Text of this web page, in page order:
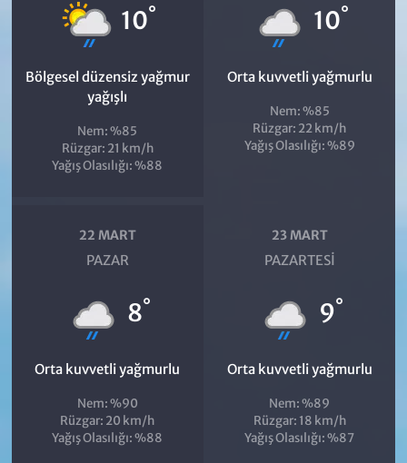
10°
Bölgesel düzensiz yağmur
yağışlı
Nem: %85
Rüzgar: 21 km/h
Yağış Olasılığı: %88
10°
Orta kuvvetli yağmurlu
Nem: %85
Rüzgar: 22 km/h
Yağış Olasılığı: %89
22 MART
PAZAR
8°
Orta kuvvetli yağmurlu
Nem: %90
Rüzgar: 20 km/h
Yağış Olasılığı: %88
23 MART
PAZARTESI
9°
Orta kuvvetli yağmurlu
Nem: %89
Rüzgar: 18 km/h
Yağış Olasılığı: %87